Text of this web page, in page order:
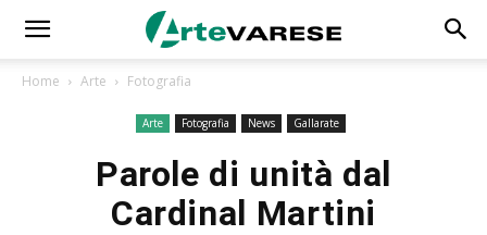
Home Arte Fotografia
Arte Fotografia News Gallarate
Parole di unità dal
Cardinal Martini